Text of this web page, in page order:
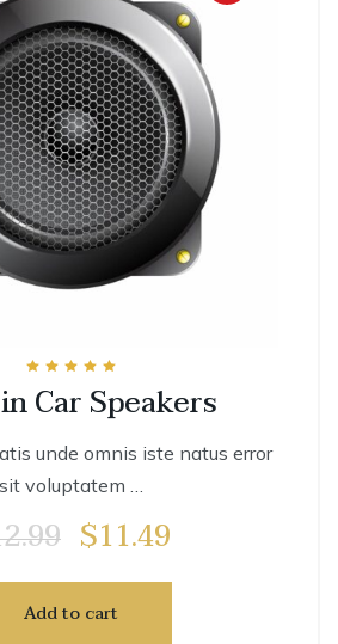
5.00
out of 5
Car Speakers
unde omnis iste natus error
sit voluptatem …
$11.49
Add to cart